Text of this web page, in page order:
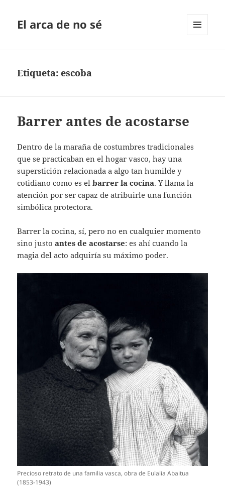
El arca de no sé
Etiqueta:escoba
Barrer antes de acostarse
Dentro de la maraña de costumbres tradicionales
que se practicaban en el hogar vasco, hay una
superstición relacionada a algo tan humilde y
cotidiano como es elbarrer la cocina. Y llama la
atención por ser capaz de atribuirle una función
simbólica protectora.
Barrer la cocina, sí, pero no en cualquier momento
sino justoantes de acostarse: es ahí cuando la
magia del acto adquiría su máximo poder.
Precioso retrato de una familia vasca, obra de Eulalia Abaitua
(1853-1943)